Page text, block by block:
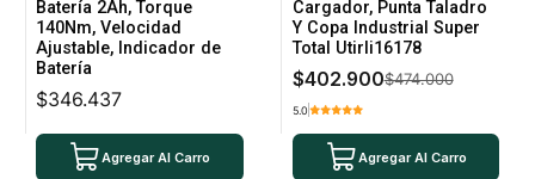
Batería 2Ah, Torque
140Nm, Velocidad
Ajustable, Indicador de
Batería
$346.437
Agregar Al Carro
Cargador, Punta Taladro
Y Copa Industrial Super
Total Utirli16178
$402.900$474.000
5.0
Agregar Al Carro